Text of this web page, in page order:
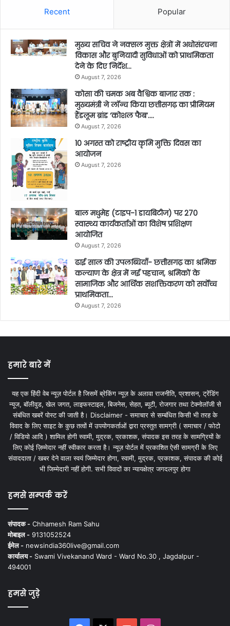
Recent Popular
मुख्य सचिव ने नक्सल मुक्त क्षेत्रों में अधोसंरचना
विकास और बुनियादी सुविधाओं को प्राथमिकता
देने के दिए निर्देश…
August 7, 2026
कोसा की चमक अब वैश्विक बाजार तक :
मुख्यमंत्री ने लॉन्च किया छत्तीसगढ़ का प्रीमियम
हैंडलूम ब्रांड ‘कोशल फैब’….
August 7, 2026
10 अगस्त को राष्ट्रीय कृमि मुक्ति दिवस का
आयोजन
August 7, 2026
बाल मधुमेह (टाइप-1 डायबिटीज) पर 270
स्वास्थ्य कार्यकर्ताओं का विशेष प्रशिक्षण
आयोजित
August 7, 2026
ढाई साल की उपलब्धियाँ- छत्तीसगढ़ का श्रमिक
कल्याण के क्षेत्र में नई पहचान, श्रमिकों के
सामाजिक और आर्थिक सशक्तिकरण को सर्वाेच्च
प्राथमिकता…
August 7, 2026
हमारे बारे में
यह एक हिंदी वेब न्यूज़ पोर्टल है जिसमें ब्रेकिंग न्यूज़ के अलावा राजनीति, प्रशासन, ट्रेंडिंग
न्यूज, बॉलीवुड, खेल जगत, लाइफस्टाइल, बिजनेस, सेहत, ब्यूटी, रोजगार तथा टेक्नोलॉजी से
संबंधित खबरें पोस्ट की जाती है। Disclaimer - समाचार से सम्बंधित किसी भी तरह के
विवाद के लिए साइट के कुछ तत्वों में उपयोगकर्ताओं द्वारा प्रस्तुत सामग्री ( समाचार / फोटो
/ विडियो आदि ) शामिल होगी स्वामी, मुद्रक, प्रकाशक, संपादक इस तरह के सामग्रियों के
लिए कोई ज़िम्मेदार नहीं स्वीकार करता है। न्यूज़ पोर्टल में प्रकाशित ऐसी सामग्री के लिए
संवाददाता / खबर देने वाला स्वयं जिम्मेदार होगा, स्वामी, मुद्रक, प्रकाशक, संपादक की कोई
भी जिम्मेदारी नहीं होगी. सभी विवादों का न्यायक्षेत्र जगदलपुर होगा
हमसे सम्पर्क करें
संपादक - Chhamesh Ram Sahu
मोबाइल - 9131052524
ईमेल - newsindia360live@gmail.com
कार्यालय - Swami Vivekanand Ward - Ward No.30 , Jagdalpur -
494001
हमसे जुड़े